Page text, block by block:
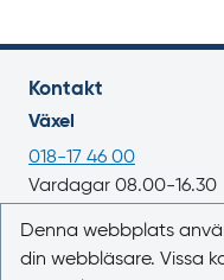
Kontakt
Växel
018-17 46 00
Vardagar 08.00-16.30
E-post
Denna webbplats
din webbläsare. Vissa